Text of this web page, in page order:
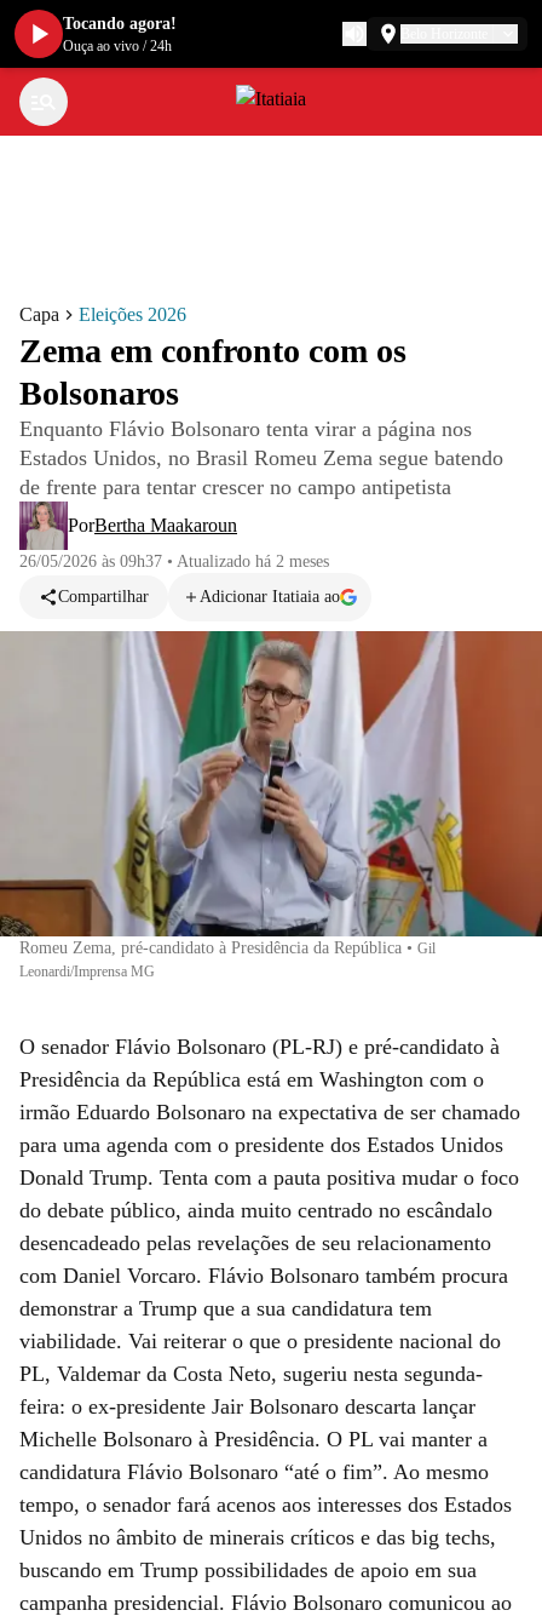
Capa Eleições 2026
Zema em confronto com os
Bolsonaros
Enquanto Flávio Bolsonaro tenta virar a página nos
Estados Unidos, no Brasil Romeu Zema segue batendo
de frente para tentar crescer no campo antipetista
PorBertha Maakaroun
26/05/2026 às 09h37 • Atualizado há 2 meses
Compartilhar
Adicionar Itatiaia ao
Romeu Zema, pré-candidato à Presidência da República • Gil
Leonardi/Imprensa MG
O senador Flávio Bolsonaro (PL-RJ) e pré-candidato à
Presidência da República está em Washington com o
irmão Eduardo Bolsonaro na expectativa de ser chamado
para uma agenda com o presidente dos Estados Unidos
Donald Trump. Tenta com a pauta positiva mudar o foco
do debate público, ainda muito centrado no escândalo
desencadeado pelas revelações de seu relacionamento
com Daniel Vorcaro. Flávio Bolsonaro também procura
demonstrar a Trump que a sua candidatura tem
viabilidade. Vai reiterar o que o presidente nacional do
PL, Valdemar da Costa Neto, sugeriu nesta segunda-
feira: o ex-presidente Jair Bolsonaro descarta lançar
Michelle Bolsonaro à Presidência. O PL vai manter a
candidatura Flávio Bolsonaro “até o fim”. Ao mesmo
tempo, o senador fará acenos aos interesses dos Estados
Unidos no âmbito de minerais críticos e das big techs,
buscando em Trump possibilidades de apoio em sua
campanha presidencial. Flávio Bolsonaro comunicou ao
Tocando agora!
Ouça ao vivo /24h